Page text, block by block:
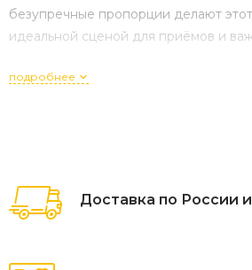
безупречные пропорции делают
идеальной сценой для приёмов и
подробнее
Доставка по России